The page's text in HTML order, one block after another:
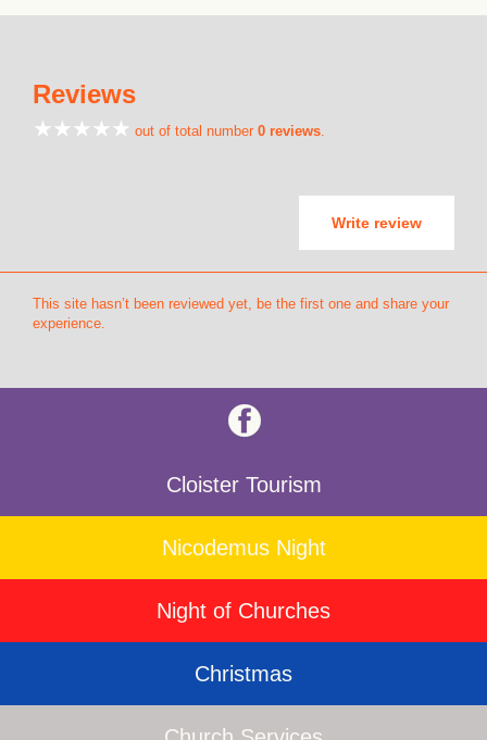
Reviews
out of total number 0 reviews.
Write review
This site hasn’t been reviewed yet, be the first one and share your
experience.
Cloister Tourism
Nicodemus Night
Night of Churches
Christmas